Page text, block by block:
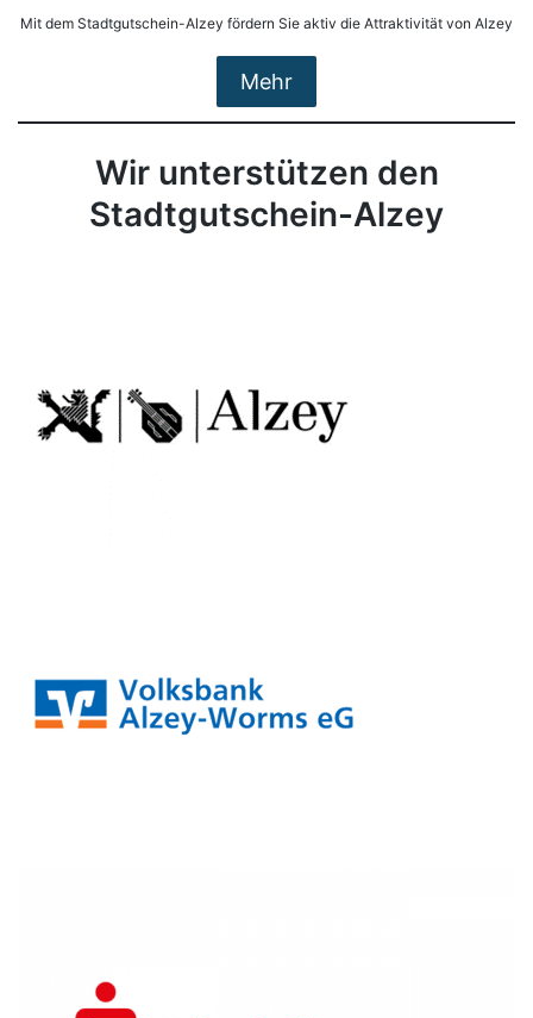
Mit dem Stadtgutschein-Alzey fördern Sie aktiv die Attraktivität von Alzey
Mehr
Wir unterstützen den
Stadtgutschein-Alzey